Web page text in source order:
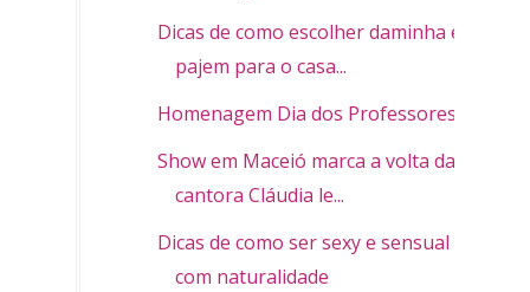
Dicas de como escolher daminha e
pajem para o casa...
Homenagem Dia dos Professores
Show em Maceió marca a volta da
cantora Cláudia le...
Dicas de como ser sexy e sensual
com naturalidade